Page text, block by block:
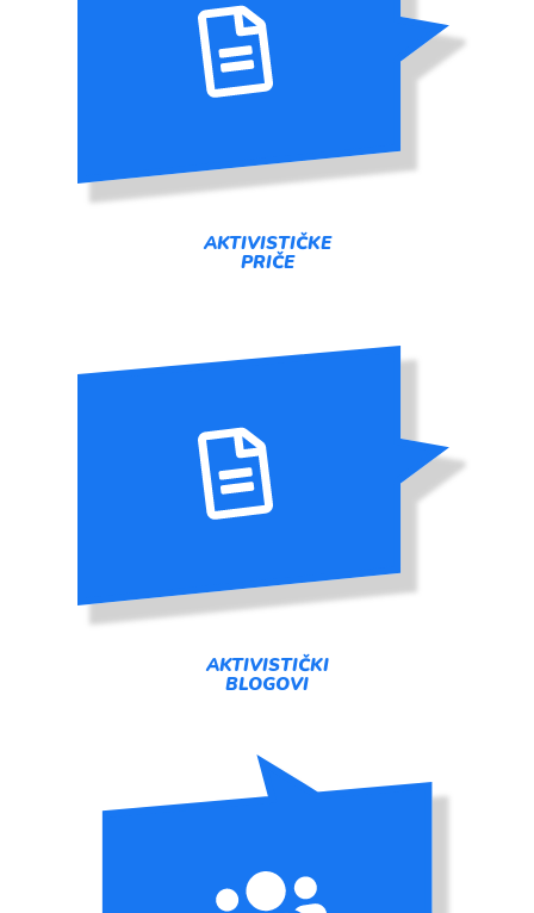
AKTIVISTIČKE
PRIČE
AKTIVISTIČKI
BLOGOVI